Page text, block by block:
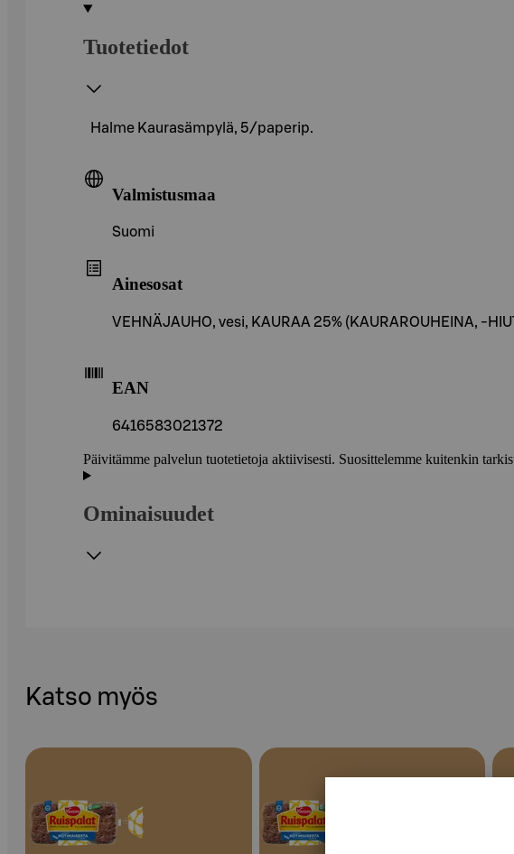
Tuotetiedot
Halme Kaurasämpylä, 5/paperip.
Valmistusmaa
Suomi
Ainesosat
VEHNÄJAUHO, vesi, KAURAA 25% (KAURAROUHEINA, -
EAN
6416583021372
Päivitämme palvelun tuotetietoja aktiivisesti. Suosittelemme kuitenkin
Ominaisuudet
Katso myös